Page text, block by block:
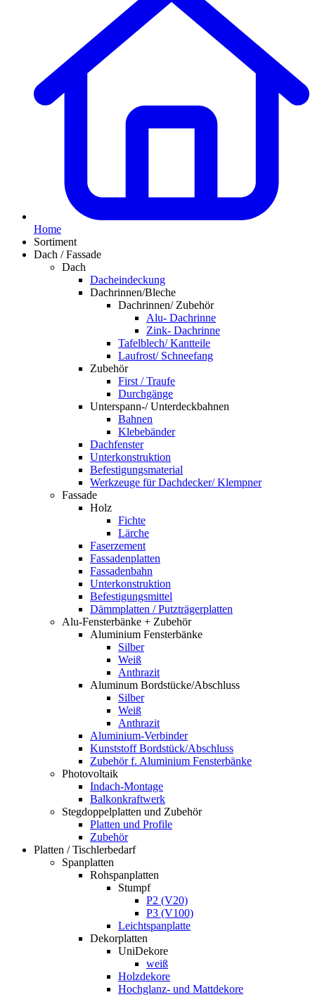
Home
Sortiment
Dach / Fassade
Dach
Dacheindeckung
Dachrinnen/Bleche
Dachrinnen/ Zubehör
Alu- Dachrinne
Zink- Dachrinne
Tafelblech/ Kantteile
Laufrost/ Schneefang
Zubehör
First / Traufe
Durchgänge
Unterspann-/ Unterdeckbahnen
Bahnen
Klebebänder
Dachfenster
Unterkonstruktion
Befestigungsmaterial
Werkzeuge für Dachdecker/ Klempner
Fassade
Holz
Fichte
Lärche
Faserzement
Fassadenplatten
Fassadenbahn
Unterkonstruktion
Befestigungsmittel
Dämmplatten / Putzträgerplatten
Alu-Fensterbänke + Zubehör
Aluminium Fensterbänke
Silber
Weiß
Anthrazit
Aluminum Bordstücke/Abschluss
Silber
Weiß
Anthrazit
Aluminium-Verbinder
Kunststoff Bordstück/Abschluss
Zubehör f. Aluminium Fensterbänke
Photovoltaik
Indach-Montage
Balkonkraftwerk
Stegdoppelplatten und Zubehör
Platten und Profile
Zubehör
Platten / Tischlerbedarf
Spanplatten
Rohspanplatten
Stumpf
P2 (V20)
P3 (V100)
Leichtspanplatte
Dekorplatten
UniDekore
weiß
Holzdekore
Hochglanz- und Mattdekore